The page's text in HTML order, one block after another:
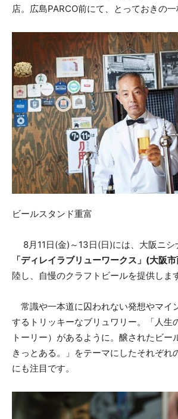
店。広島PARCO前にて、とっておきの一
ビールスタンド重富
8月11日(金)～13日(日)には、大阪ニシ
「ディレイラブリューワークス」(大阪
陸し、自慢のクラフトビールを提供しま
常識や一本道に囚われない発想やマイ
するトリッキーなブリュワリー。「人生
トーリー）があるように。醸されたビー
きっとある。」をテーマにしたそれぞれ
にも注目です。